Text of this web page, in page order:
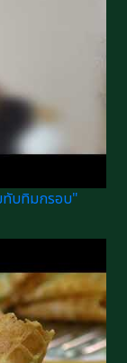
ทับทิมกรอบ"